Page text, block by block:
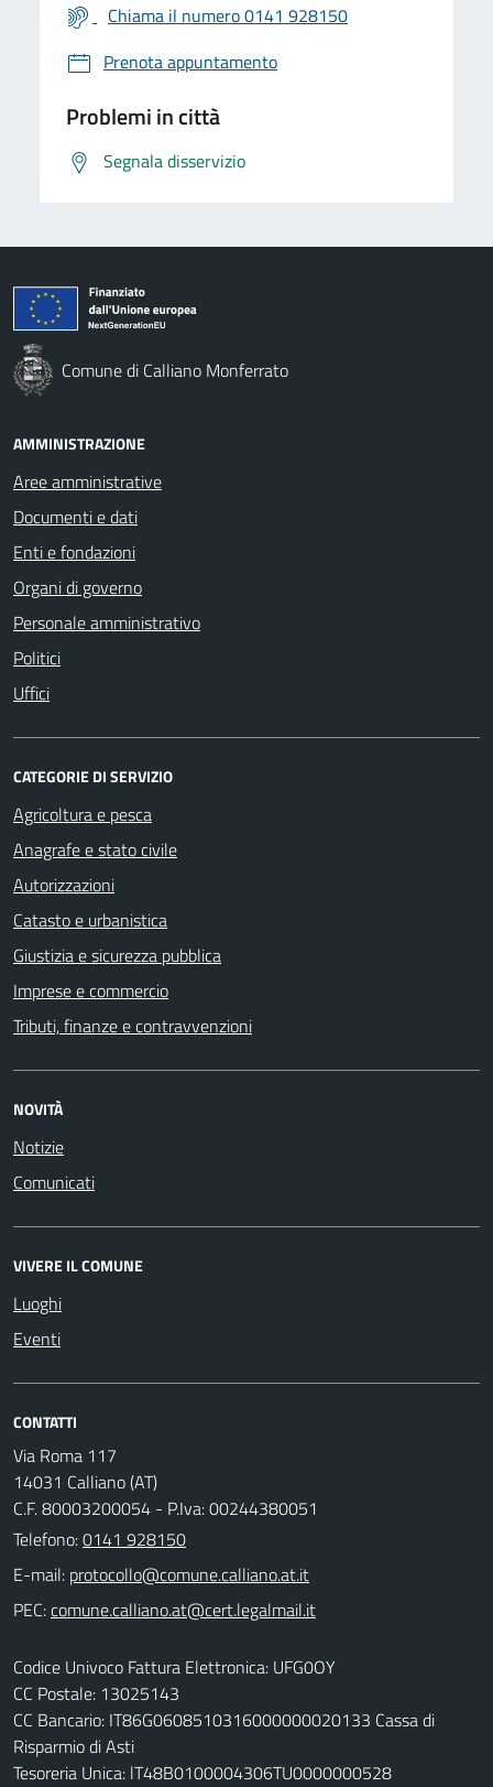
Chiama il numero 0141 928150
Prenota appuntamento
Problemi in città
Segnala disservizio
Comune di Calliano Monferrato
AMMINISTRAZIONE
Aree amministrative
Documenti e dati
Enti e fondazioni
Organi di governo
Personale amministrativo
Politici
Uffici
CATEGORIE DI SERVIZIO
Agricoltura e pesca
Anagrafe e stato civile
Autorizzazioni
Catasto e urbanistica
Giustizia e sicurezza pubblica
Imprese e commercio
Tributi, finanze e contravvenzioni
NOVITÀ
Notizie
Comunicati
VIVERE IL COMUNE
Luoghi
Eventi
CONTATTI
Via Roma 117
14031 Calliano (AT)
C.F. 80003200054 - P.Iva: 00244380051
Telefono:0141 928150
E-mail:
PEC:
Codice Univoco Fattura Elettronica: UFG0OY
CC Postale: 13025143
CC Bancario: IT86G0608510316000000020133 Cassa di
Risparmio di Asti
Tesoreria Unica: lT48B0100004306TU0000000528